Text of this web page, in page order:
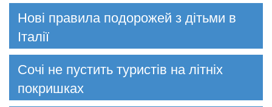
Нові правила подорожей з дітьми в
Італії
Сочі не пустить туристів на літніх
покришках